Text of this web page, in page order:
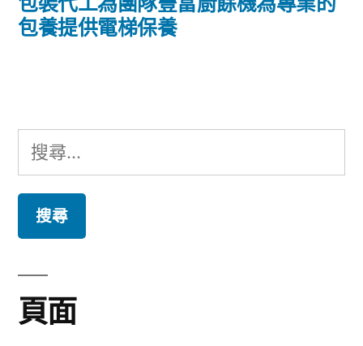
覽
篇
包養提供電梯保養
搜
尋
鍵
字:
頁面